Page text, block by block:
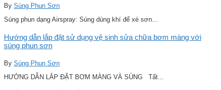
By Súng Phun Sơn
Súng phun dạng Airspray: Súng dùng khí để xé sơn...
Hướng dẫn lắp đặt sử dụng vệ sinh sửa chữa bơm màng với
súng phun sơn
By Súng Phun Sơn
HƯỚNG DẪN LẮP ĐẶT BƠM MÀNG VÀ SÚNG Tất...